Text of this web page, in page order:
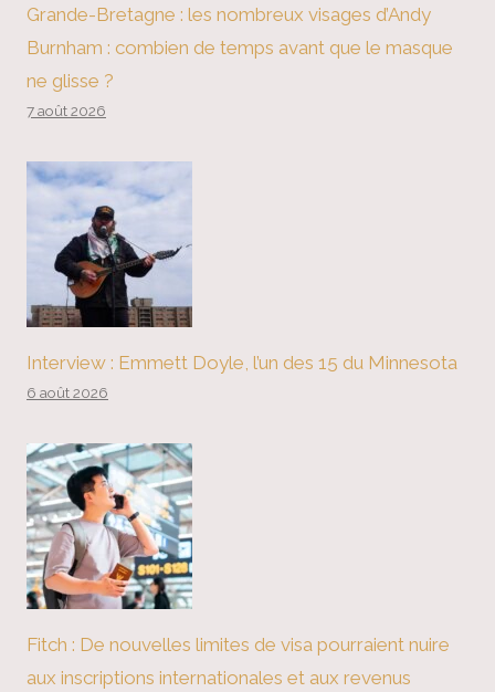
Grande-Bretagne : les nombreux visages d’Andy
Burnham : combien de temps avant que le masque
ne glisse ?
7 août 2026
Interview : Emmett Doyle, l’un des 15 du Minnesota
6 août 2026
Fitch : De nouvelles limites de visa pourraient nuire
aux inscriptions internationales et aux revenus